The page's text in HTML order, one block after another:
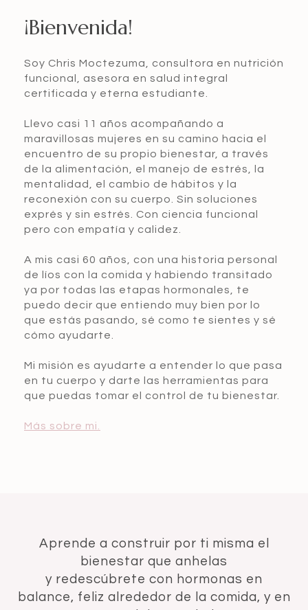
¡Bienvenida!
Soy Chris Moctezuma, consultora en nutrición
funcional, asesora en salud integral
certificada y eterna estudiante.
Llevo casi 11 años acompañando a
maravillosas mujeres en su camino hacia el
encuentro de su propio bienestar, a través
de la alimentación, el manejo de estrés, la
mentalidad, el cambio de hábitos y la
reconexión con su cuerpo. Sin soluciones
exprés y sin estrés. Con ciencia funcional
pero con empatía y calidez.
A mis casi 60 años, con una historia personal
de líos con la comida y habiendo transitado
ya por todas las etapas hormonales, te
puedo decir que entiendo muy bien por lo
que estás pasando, sé como te sientes y sé
cómo ayudarte.
Mi misión es ayudarte a entender lo que pasa
en tu cuerpo y darte las herramientas para
que puedas tomar el control de tu bienestar.
Más sobre mi.
Aprende a construir por ti misma el
bienestar que anhelas
y redescúbrete con hormonas en
balance, feliz alrededor de la comida, y en